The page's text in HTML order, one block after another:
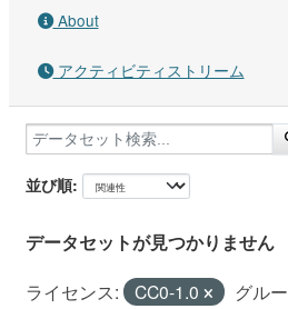
About
アクティビティストリーム
並び順
データセットが見つかりません
ライセンス: CC0-1.0
グルー